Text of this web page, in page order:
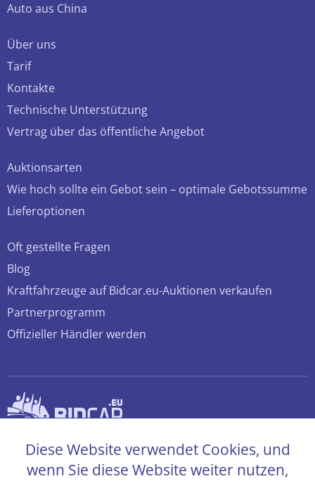
Auto aus China
Über uns
Tarif
Kontakte
Technische Unterstützung
Vertrag über das öffentliche Angebot
Auktionsarten
Wie hoch sollte ein Gebot sein – optimale Gebotssumme
Lieferoptionen
Oft gestellte Fragen
Blog
Kraftfahrzeuge auf Bidcar.eu-Auktionen verkaufen
Partnerprogramm
Offizieller Händler werden
© 2026 bidcar.eu
Alle Rechte sind vorbehalten
Diese Website verwendet Cookies, und
wenn Sie diese Website weiter nutzen,